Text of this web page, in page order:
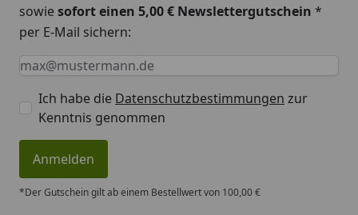
sowiesofort einen 5,00 € Newslettergutschein *
per E-Mail sichern:
Keine Eingabe erforderlich
Eingabe erforderlich
E-Mail *
Ich habe die Datenschutzbestimmungen zur
Kenntnis genommen
Anmelden
*Der Gutschein gilt ab einem Bestellwert von 100,00 €